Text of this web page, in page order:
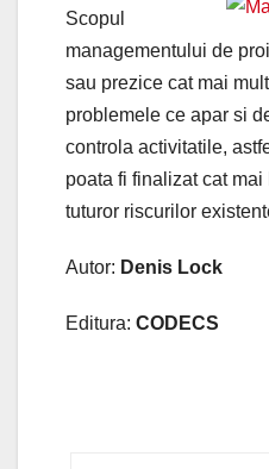
Scopul
managementului de
sau prezice cat mai
problemele ce apar si
controla activitatile,
poata fi finalizat cat
tuturor riscurilor
Autor: Denis Lock
Editura: CODECS